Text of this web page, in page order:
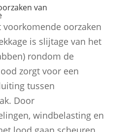
van
voorkomende oorzaken
is slijtage van het
rondom de
zorgt voor een
tussen
Door
windbelasting en